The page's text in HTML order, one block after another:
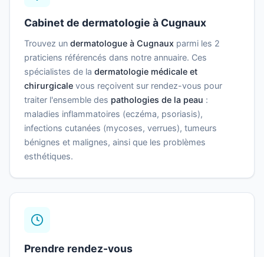
Cabinet de dermatologie à Cugnaux
Trouvez un dermatologue à Cugnaux parmi les 2
praticiens référencés dans notre annuaire. Ces
spécialistes de la dermatologie médicale et
chirurgicale vous reçoivent sur rendez-vous pour
traiter l'ensemble des pathologies de la peau :
maladies inflammatoires (eczéma, psoriasis),
infections cutanées (mycoses, verrues), tumeurs
bénignes et malignes, ainsi que les problèmes
esthétiques.
Prendre rendez-vous